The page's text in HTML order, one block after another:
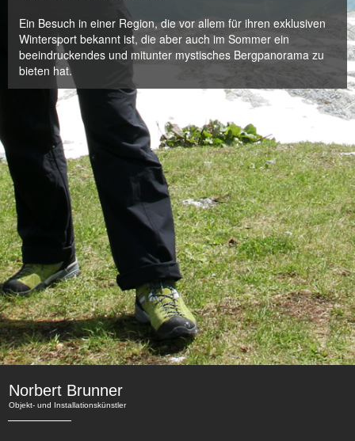
Ein Besuch in einer Region, die vor allem für ihren exklusiven
Wintersport bekannt ist, die aber auch im Sommer ein
beeindruckendes und mitunter mystisches Bergpanorama zu
bieten hat.
Norbert Brunner
Objekt- und Installationskünstler